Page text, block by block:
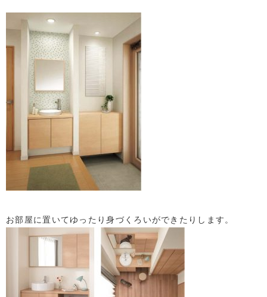
お部屋に置いてゆったり身づくろいができたりします。